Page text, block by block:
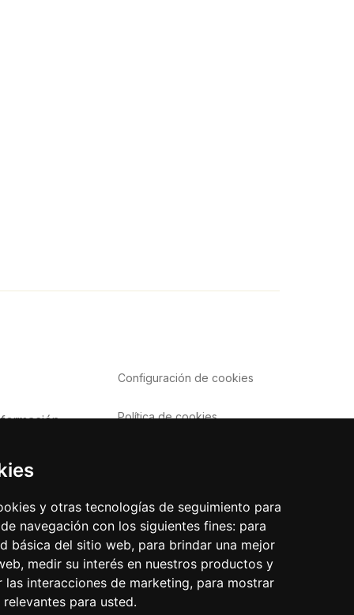
y otras tecnologías de seguimiento para
navegación con los siguientes fines: para
básica del sitio web, para brindar una mejor
, medir su interés en nuestros productos y
interacciones de marketing, para mostrar
para usted.
Configuración de cookies
Política de cookies